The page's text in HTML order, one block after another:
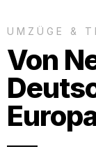
UMZÜGE &
Von